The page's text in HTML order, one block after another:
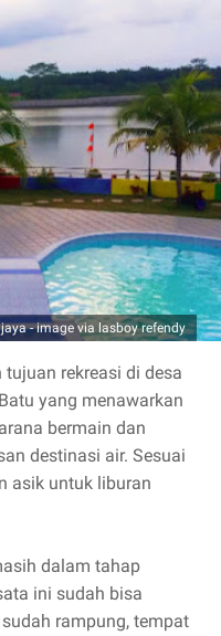
- image via lasboy refendy
rekreasi di desa
yang menawarkan
bermain dan
destinasi air. Sesuai
asik untuk liburan
dalam tahap
ini sudah bisa
rampung, tempat